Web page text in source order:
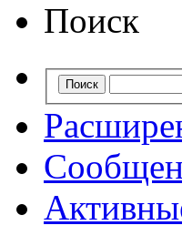
Поиск